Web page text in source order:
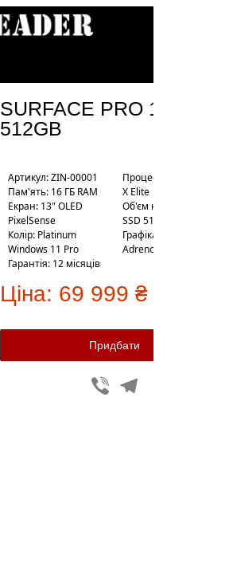
SURFACE PRO 11 SXE /
512GB
Артикул: ZIN-00001
Процесор: Snapdragon
X Elite
Пам'ять: 16 ГБ RAM
Об'єм накопичувача:
SSD 512 ГБ
Екран: 13" OLED
PixelSense
Графіка: Qualcomm
Adreno GPU
Колір: Platinum
Windows 11 Pro
Гарантія: 12 місяців
Ціна: 69 999 ₴
Viber